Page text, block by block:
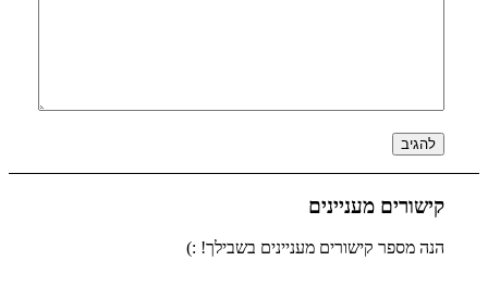
קישורים מעניינים
הנה מספר קישורים מעניינים בשבילך! :)